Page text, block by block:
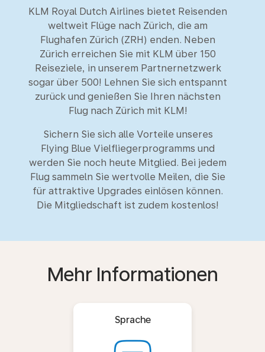
KLM Royal Dutch Airlines bietet Reisenden
weltweit Flüge nach Zürich, die am
Flughafen Zürich (ZRH) enden. Neben
Zürich erreichen Sie mit KLM über 150
Reiseziele, in unserem Partnernetzwerk
sogar über 500! Lehnen Sie sich entspannt
zurück und genießen Sie Ihren nächsten
Flug nach Zürich mit KLM!
Sichern Sie sich alle Vorteile unseres
Flying Blue Vielfliegerprogramms und
werden Sie noch heute Mitglied. Bei jedem
Flug sammeln Sie wertvolle Meilen, die Sie
für attraktive Upgrades einlösen können.
Die Mitgliedschaft ist zudem kostenlos!
Mehr Informationen
Sprache